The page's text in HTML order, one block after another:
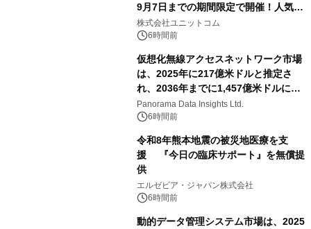
9月7日までの期間限定で開催！人気の
ゲーミングPCや高性能ノートPCなど
対象iiyama PCのご購入で最大3万円分
株式会社ユニットコム
6時間前
仮想化無線アクセスネットワーク市場
は、2025年に217億米ドルと推定さ
れ、2036年までに1,457億米ドルに達
すると予測されており、予測期間
（2026年～2036年）
Panorama Data Insights Ltd.
6時間前
令和8年熊本地震の被災地医療を支
援 『今日の臨床サポート』を無償提
供
エルゼビア・ジャパン株式会社
6時間前
動的データ管理システム市場は、2025